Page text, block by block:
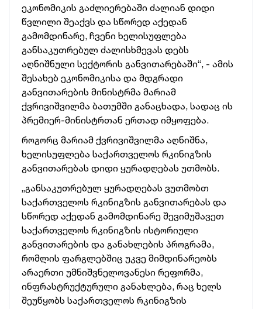
ეკონომიკის გაძლიერებაში ძალიან დიდი
წვლილი შეაქვს და სწორედ აქედან
გამომდინარე, ჩვენი ხელისუფლება
განსაკუთრებულ ძალისხმევას დებს
აღნიშნული სექტორის განვითარებაში“, - ამის
შესახებ ეკონომიკისა და მდგრადი
განვითარების მინისტრმა მარიამ
ქვრივიშვილმა ბათუმში განაცხადა, სადაც ის
პრემიერ-მინისტრთან ერთად იმყოფება.
როგორც მარიამ ქვრივიშვილმა აღნიშნა,
ხელისუფლება საქართველოს რკინიგზის
განვითარებას დიდი ყურადღებას უთმობს.
„განსაკუთრებულ ყურადღებას ვუთმობთ
საქართველოს რკინიგზის განვითარებას და
სწორედ აქედან გამომდინარე შევიმუშავეთ
საქართველოს რკინიგზის ისტორიული
განვითარების და განახლების პროგრამა,
რომლის ფარგლებშიც უკვე მიმდინარეობს
არაერთი უმნიშვნელოვანესი რეფორმა,
ინფრასტრუქტურული განახლება, რაც ხელს
შეუწყობს საქართველოს რკინიგზის